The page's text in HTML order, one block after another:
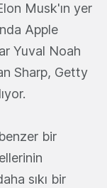
Musk'ın yer
Apple
Yuval Noah
Sharp, Getty
bir
sıkı bir